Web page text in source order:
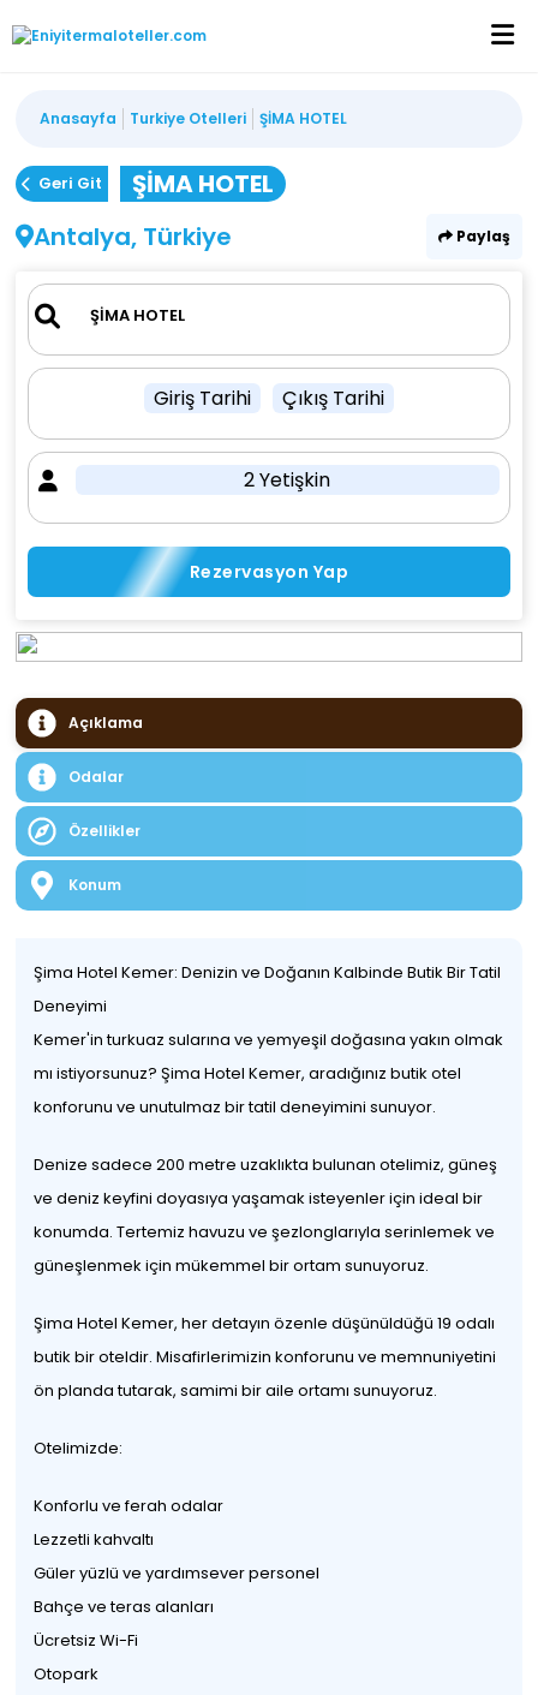
Anasayfa Turkiye Otelleri ŞİMA HOTEL
Geri Git
ŞİMA HOTEL
Antalya, Türkiye
Paylaş
Giriş Tarihi Çıkış Tarihi
2 Yetişkin
Rezervasyon Yap
Açıklama
Odalar
Özellikler
Konum
Şima Hotel Kemer: Denizin ve Doğanın Kalbinde Butik Bir Tatil
Deneyimi
Kemer'in turkuaz sularına ve yemyeşil doğasına yakın olmak
mı istiyorsunuz? Şima Hotel Kemer, aradığınız butik otel
konforunu ve unutulmaz bir tatil deneyimini sunuyor.
Denize sadece 200 metre uzaklıkta bulunan otelimiz, güneş
ve deniz keyfini doyasıya yaşamak isteyenler için ideal bir
konumda. Tertemiz havuzu ve şezlonglarıyla serinlemek ve
güneşlenmek için mükemmel bir ortam sunuyoruz.
Şima Hotel Kemer, her detayın özenle düşünüldüğü 19 odalı
butik bir oteldir. Misafirlerimizin konforunu ve memnuniyetini
ön planda tutarak, samimi bir aile ortamı sunuyoruz.
Otelimizde:
Konforlu ve ferah odalar
Lezzetli kahvaltı
Güler yüzlü ve yardımsever personel
Bahçe ve teras alanları
Ücretsiz Wi-Fi
Otopark